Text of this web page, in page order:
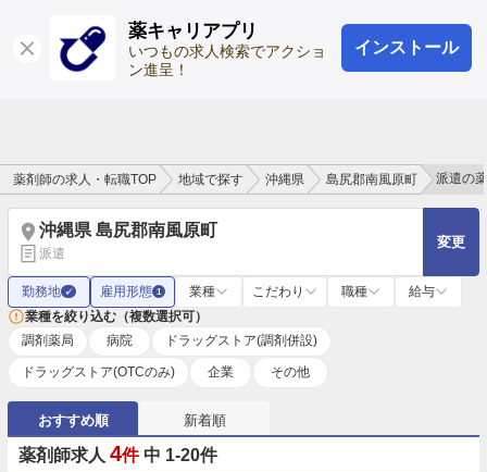
薬キャリアプリ
いつもの求人検索でアクショ
ン進呈！
インストール
ログイン 会員登録
薬剤師の求人・転職TOP 地域で探す 沖縄県 島尻郡南風原町 派遣の
沖縄県 島尻郡南風原町
派遣
変更
勤務地 ✓ 雇用形態 1 業種 こだわり 職種
給与
業種を絞り込む（複数選択可）
調剤薬局
病院 ドラッグストア(調剤併設)
ドラッグストア(OTCのみ) 企業 その他
おすすめ順 新着順
薬剤師求人 4件 中 1-20件